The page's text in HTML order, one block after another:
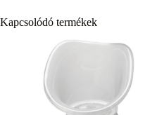
Kapcsolódó termékek